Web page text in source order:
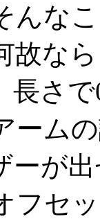
んな
故な
長さ
ーム
ーが
フセ